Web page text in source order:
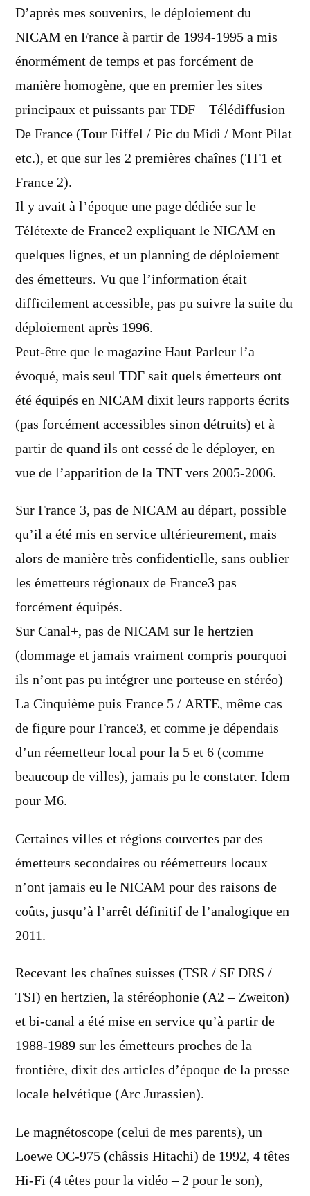
D’après mes souvenirs, le déploiement du
NICAM en France à partir de 1994-1995 a mis
énormément de temps et pas forcément de
manière homogène, que en premier les sites
principaux et puissants par TDF – Télédiffusion
De France (Tour Eiffel / Pic du Midi / Mont Pilat
etc.), et que sur les 2 premières chaînes (TF1 et
France 2).
Il y avait à l’époque une page dédiée sur le
Télétexte de France2 expliquant le NICAM en
quelques lignes, et un planning de déploiement
des émetteurs. Vu que l’information était
difficilement accessible, pas pu suivre la suite du
déploiement après 1996.
Peut-être que le magazine Haut Parleur l’a
évoqué, mais seul TDF sait quels émetteurs ont
été équipés en NICAM dixit leurs rapports écrits
(pas forcément accessibles sinon détruits) et à
partir de quand ils ont cessé de le déployer, en
vue de l’apparition de la TNT vers 2005-2006.
Sur France 3, pas de NICAM au départ, possible
qu’il a été mis en service ultérieurement, mais
alors de manière très confidentielle, sans oublier
les émetteurs régionaux de France3 pas
forcément équipés.
Sur Canal+, pas de NICAM sur le hertzien
(dommage et jamais vraiment compris pourquoi
ils n’ont pas pu intégrer une porteuse en stéréo)
La Cinquième puis France 5 / ARTE, même cas
de figure pour France3, et comme je dépendais
d’un réemetteur local pour la 5 et 6 (comme
beaucoup de villes), jamais pu le constater. Idem
pour M6.
Certaines villes et régions couvertes par des
émetteurs secondaires ou réémetteurs locaux
n’ont jamais eu le NICAM pour des raisons de
coûts, jusqu’à l’arrêt définitif de l’analogique en
2011.
Recevant les chaînes suisses (TSR / SF DRS /
TSI) en hertzien, la stéréophonie (A2 – Zweiton)
et bi-canal a été mise en service qu’à partir de
1988-1989 sur les émetteurs proches de la
frontière, dixit des articles d’époque de la presse
locale helvétique (Arc Jurassien).
Le magnétoscope (celui de mes parents), un
Loewe OC-975 (châssis Hitachi) de 1992, 4 têtes
Hi-Fi (4 têtes pour la vidéo – 2 pour le son),